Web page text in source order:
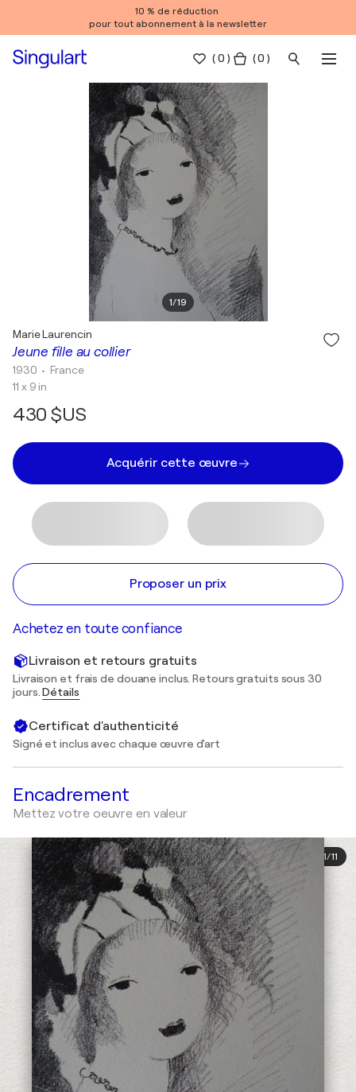
10 % de réduction
pour tout abonnement à la newsletter
(0 ) ( 0 )
1/19
Jeune fille au collier
Marie Laurencin
1930 • France
11 x 9 in
430 $US
Acquérir cette œuvre
Proposer un prix
Achetez en toute confiance
Livraison et retours gratuits
Livraison et frais de douane inclus. Retours gratuits sous 30
jours.Détails
Certificat d'authenticité
Signé et inclus avec chaque œuvre d'art
Encadrement
Mettez votre oeuvre en valeur
1/11